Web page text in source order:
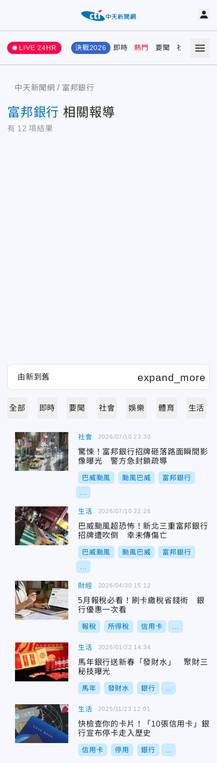
LIVE 24HR 決戰2026 即時 熱門 要聞 社會 娛樂
中天新聞網 富邦銀行
富邦銀行 相關報導
有 12 項結果
全部 即時 要聞 社會 娛樂 體育 生活
社會
驚悚！富邦銀行招牌砸落路面瞬間影
像曝光 警方急封鎖疏導
巴威颱風 颱風巴威 富邦銀行
2026/07/10 23:30
生活
巴威颱風超恐怖！新北三重富邦銀行
招牌遭吹倒 幸未傳傷亡
巴威颱風 颱風巴威 富邦銀行
2026/07/10 22:26
財經
5月報稅必看！刷卡繳稅省錢術 銀
行優惠一次看
報稅 所得稅 信用卡
2026/04/30 15:12
生活
馬年銀行送新春「發財水」 聚財三
秘技曝光
馬年 發財水 銀行
2026/01/22 14:34
生活
快檢查你的卡片！「10張信用卡」銀
行宣布停卡走入歷史
信用卡 停用 銀行
2025/11/23 12:01